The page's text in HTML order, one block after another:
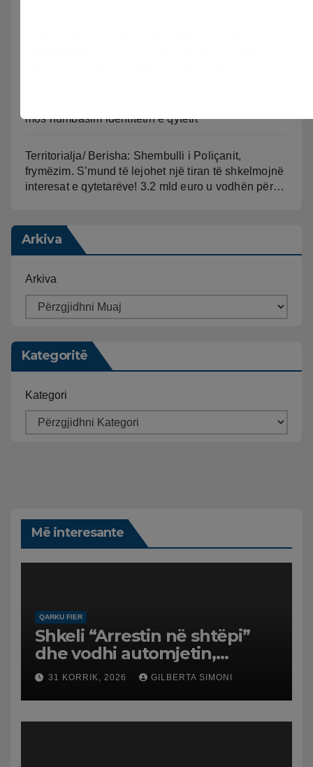
mos humbasim identitetin e qytetit
Territorialja/ Berisha: Shembulli i Poliçanit,
frymëzim. S’mund të lejohet një tiran të shkelmojnë
interesat e qytetarëve! 3.2 mld euro u vodhën për…
Arkiva
Arkiva
Kategoritë
Kategori
Më interesante
QARKU FIER
Shkeli “Arrestin në shtëpi”
dhe vodhi automjetin,
arrestohet 43-vjeçari
31 KORRIK, 2026 GILBERTA SIMONI